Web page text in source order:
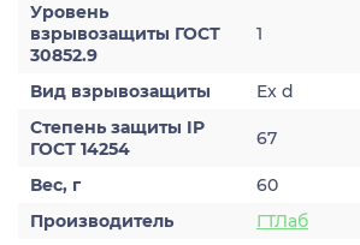
Уровень
взрывозащиты ГОСТ
30852.9
1
Вид взрывозащиты
Ex d
Степень защиты IP
ГОСТ 14254
67
Вес, г
60
Производитель
ГТЛаб